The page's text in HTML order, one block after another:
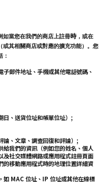
如當您在我們的商店上註冊時，或在
其相關商店或對應的擴充功能）。您
：
郵件地址、手機或其他電話號碼、
日、送貨位址和帳單位址）;
論、文章、調查回復和評論）;
給我們的資訊（例如您的姓名、個人
及社交媒體網路或應用程式註冊頁面
的移動應用程式時的地理位置詳細資
如 MAC 位址、IP 位址或其他在線標